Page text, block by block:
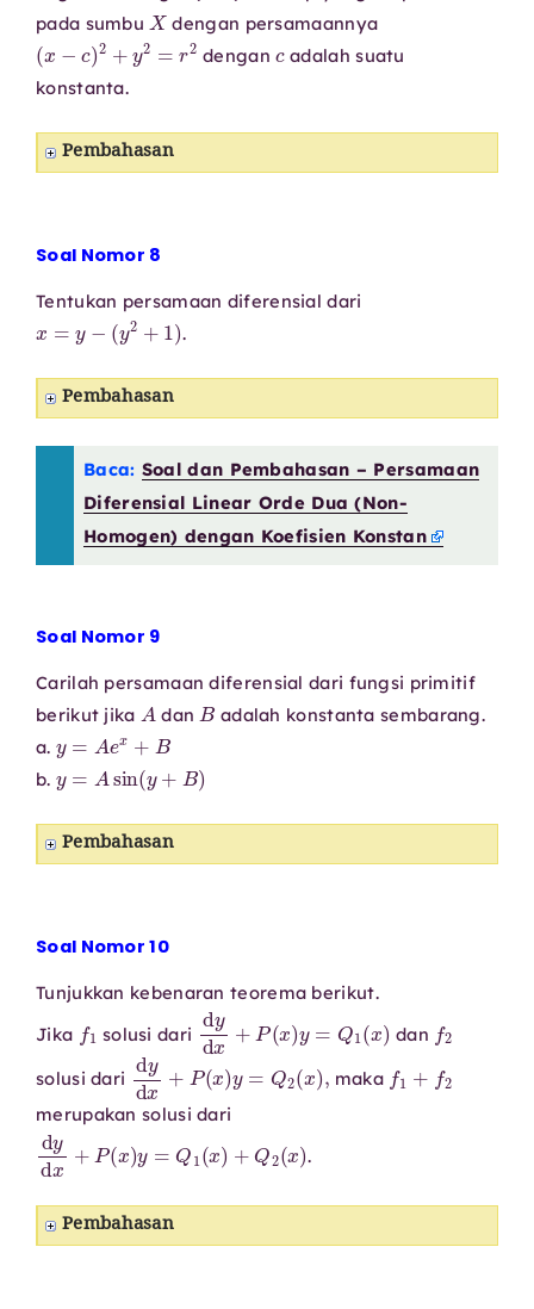
pada sumbu
X
dengan persamaannya
( 2+ =r
dengan adalah suatu
konstanta.
Pembahasan
Soal Nomor 8
Tentukan persamaan diferensial dari
2+1
.
Pembahasan
Baca: Soal dan Pembahasan – Persamaan
Diferensial Linear Orde Dua (Non-
Homogen) dengan Koefisien Konstan
Soal Nomor 9
Carilah persamaan diferensial dari fungsi primitif
berikut jika
A
dan
B
adalah konstanta sembarang.
a.
e x+
b.
y sin( y+
Pembahasan
Soal Nomor 10
Tunjukkan kebenaran teorema berikut.
Jika
f1
solusi dari
dyd +P ( x Q1 x
dan
f2
solusi dari
dyd +P( x) Q2 x ,
maka
f1 2
merupakan solusi dari
dyd +P( x) Q1 x + 2( )
.
Pembahasan